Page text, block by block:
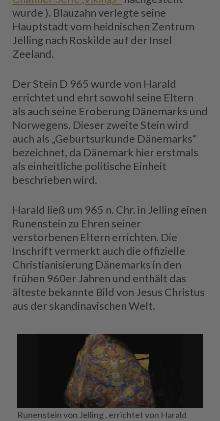
wurde ). Blauzahn verlegte seine
Hauptstadt vom heidnischen Zentrum
Jelling nach Roskilde auf der Insel
Zeeland.
Der Stein D 965 wurde von Harald
errichtet und ehrt sowohl seine Eltern
als auch seine Eroberung Dänemarks und
Norwegens. Dieser zweite Stein wird
auch als „Geburtsurkunde Dänemarks“
bezeichnet, da Dänemark hier erstmals
als einheitliche politische Einheit
beschrieben wird.
Harald ließ um 965 n. Chr. in Jelling einen
Runenstein zu Ehren seiner
verstorbenen Eltern errichten. Die
Inschrift vermerkt auch die offizielle
Christianisierung Dänemarks in den
frühen 960er Jahren und enthält das
älteste bekannte Bild von Jesus Christus
aus der skandinavischen Welt.
Runenstein von Jelling , errichtet von Harald